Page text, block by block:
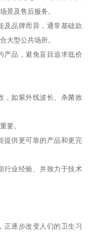
景及售后服务。
及品牌而异，通常基础款
大型公共场所。
产品，避免盲目追求低价
，如紫外线波长、杀菌效
要。
提供更可靠的产品和更完
行业经验、并致力于技术
正逐步改变人们的卫生习